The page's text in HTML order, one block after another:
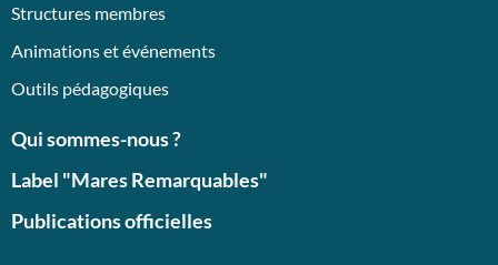
Structures membres
Animations et événements
Outils pédagogiques
Qui sommes-nous ?
Label "Mares Remarquables"
Publications officielles